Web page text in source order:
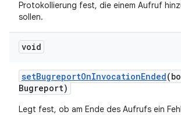
Protokollierung fest, die einem Aufruf
sollen.
void
setBugreportOnInvocationEnded
Bugreport)
Legt fest, ob am Ende des Aufrufs ein